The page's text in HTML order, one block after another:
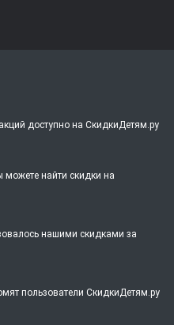
доступно на СкидкиДетям.ру
можете найти скидки на
нашими скидками за
пользователи СкидкиДетям.ру